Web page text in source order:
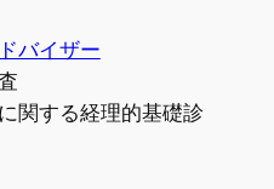
バイザー
関する経理的基礎診